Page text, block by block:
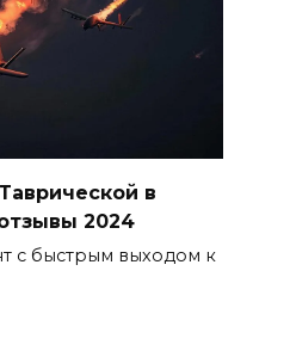
в
2024
с быстрым выходом к